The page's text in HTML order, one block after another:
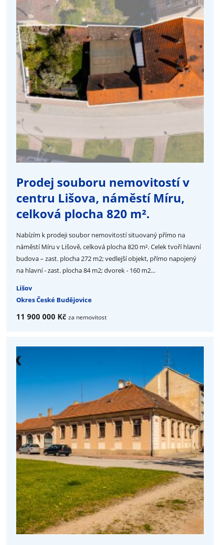
Prodej souboru nemovitostí v
centru Lišova, náměstí Míru,
celková plocha 820 m².
Nabízím k prodeji soubor nemovitostí situovaný přímo na
náměstí Míru v Lišově, celková plocha 820 m². Celek tvoří hlavní
budova – zast. plocha 272 m2; vedlejší objekt, přímo napojený
na hlavní - zast. plocha 84 m2; dvorek - 160 m2...
Lišov
Okres České Budějovice
11 900 000 Kč za nemovitost